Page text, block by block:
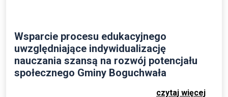
Wsparcie procesu edukacyjnego
uwzględniające indywidualizację
nauczania szansą na rozwój potencjału
społecznego Gminy Boguchwała
czytaj więcej